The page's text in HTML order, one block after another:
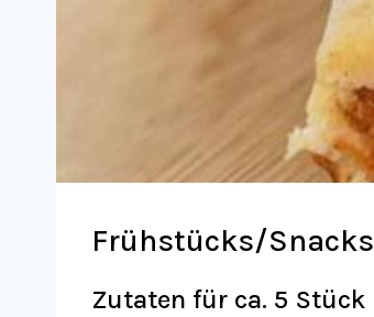
Frühstücks/Snacks
Zutaten für ca. 5 Stück